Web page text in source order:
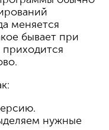
меняется
бывает при
нужные